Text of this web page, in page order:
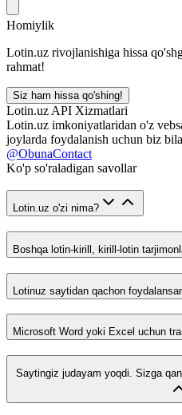
Homiylik
Lotin.uz rivojlanishiga hissa
rahmat!
Siz ham hissa qo'shing!
Lotin.uz API Xizmatlari
Lotin.uz imkoniyatlaridan o'z
joylarda foydalanish uchun biz
@ObunaContact
Ko'p so'raladigan savollar
Lotin.uz o'zi nima?
Boshqa lotin-kirill, kirill-lotin
Lotinuz saytidan qachon
Microsoft Word yoki Excel uchun
Saytingiz judayam yoqdi. Sizga